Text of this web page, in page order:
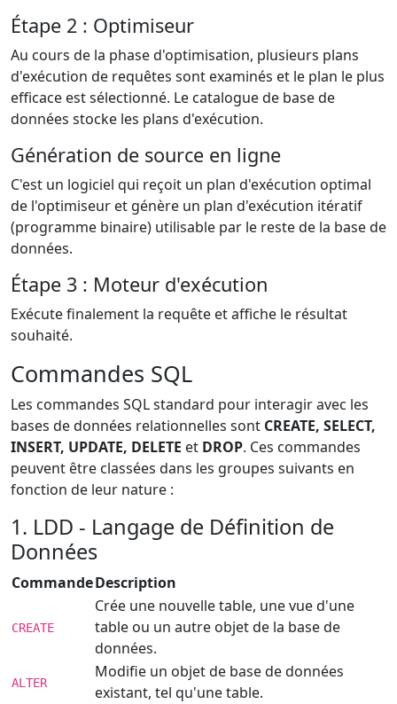
Étape 2 : Optimiseur
Au cours de la phase d'optimisation, plusieurs plans
d'exécution de requêtes sont examinés et le plan le plus
efficace est sélectionné. Le catalogue de base de
données stocke les plans d'exécution.
Génération de source en ligne
C'est un logiciel qui reçoit un plan d'exécution optimal
de l'optimiseur et génère un plan d'exécution itératif
(programme binaire) utilisable par le reste de la base de
données.
Étape 3 : Moteur d'exécution
Exécute finalement la requête et affiche le résultat
souhaité.
Commandes SQL
Les commandes SQL standard pour interagir avec les
bases de données relationnelles sont CREATE, SELECT,
INSERT, UPDATE, DELETE et DROP. Ces commandes
peuvent être classées dans les groupes suivants en
fonction de leur nature :
1. LDD - Langage de Définition de
Données
CommandeDescription
CREATE
Crée une nouvelle table, une vue d'une
table ou un autre objet de la base de
données.
ALTER
Modifie un objet de base de données
existant, tel qu'une table.